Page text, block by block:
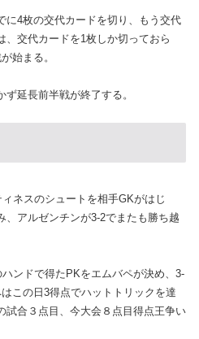
4枚の交代カードを切り、もう交代
、交代カードを1枚しか切っておら
始まる。
延長前半戦が終了する。
ネスのシュートを相手GKがはじ
、アルゼンチンが3-2でまたも勝ち越
ンドで得たPKをエムバペが決め、3-
この日3得点でハットトリックを達
試合３点目、今大会８点目得点王争い